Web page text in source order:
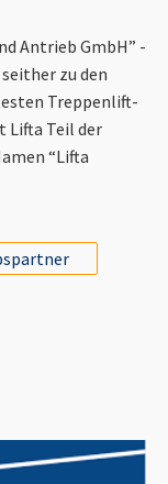
Antrieb GmbH” -
zu den
Treppenlift-
Lifta Teil der
“Lifta